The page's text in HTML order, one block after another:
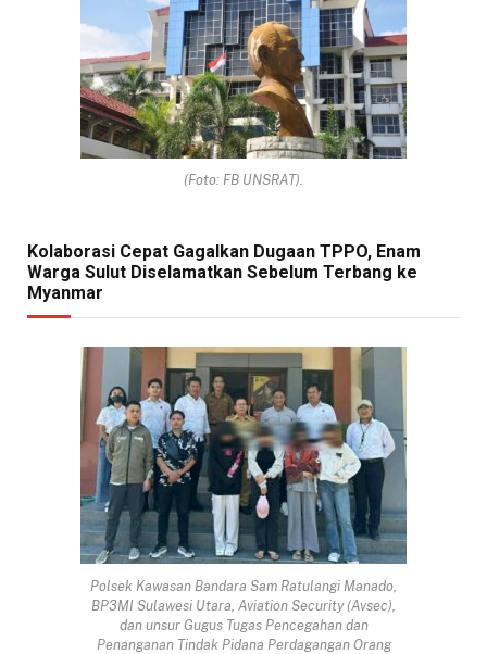
(Foto: FB UNSRAT).
Kolaborasi Cepat Gagalkan Dugaan TPPO, Enam
Warga Sulut Diselamatkan Sebelum Terbang ke
Myanmar
Polsek Kawasan Bandara Sam Ratulangi Manado,
BP3MI Sulawesi Utara, Aviation Security (Avsec),
dan unsur Gugus Tugas Pencegahan dan
Penanganan Tindak Pidana Perdagangan Orang